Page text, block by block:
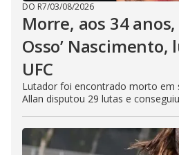
DO R7/03/08/2026
Morre, aos 34 anos,
Osso’ Nascimento,
UFC
Lutador foi encontrado morto em
Allan disputou 29 lutas e